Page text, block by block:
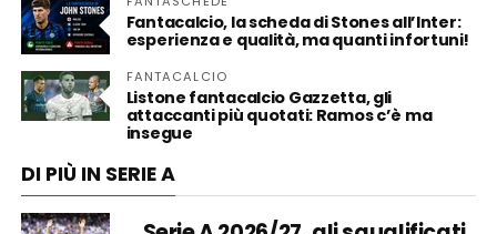
Fantacalcio, la scheda di Stones all’Inter:
esperienza e qualità, ma quanti infortuni!
FANTACALCIO
Listone fantacalcio Gazzetta, gli
attaccanti più quotati: Ramos c’è ma
insegue
DI PIÙ IN SERIE A